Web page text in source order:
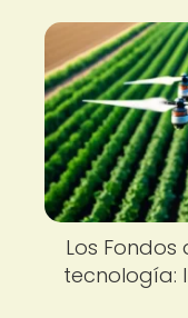
Los
tecnología: